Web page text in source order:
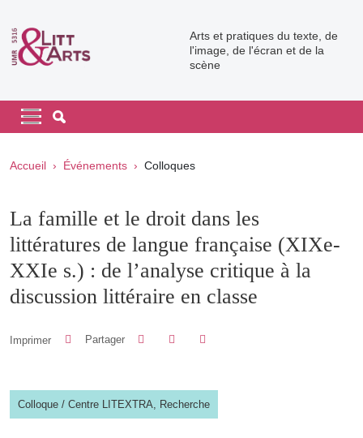
Arts et pratiques du texte, de
l'image, de l'écran et de la
scène
Navigation principale
Navigation principale mobile
Fil d'Ariane
Accueil Événements Colloques
La famille et le droit dans les
littératures de langue française (XIXe-
XXIe s.) : de l’analyse critique à la
discussion littéraire en classe
Imprimer Partager Partager sur Facebook
Partager sur LinkedIn
Colloque / Centre LITEXTRA, Recherche